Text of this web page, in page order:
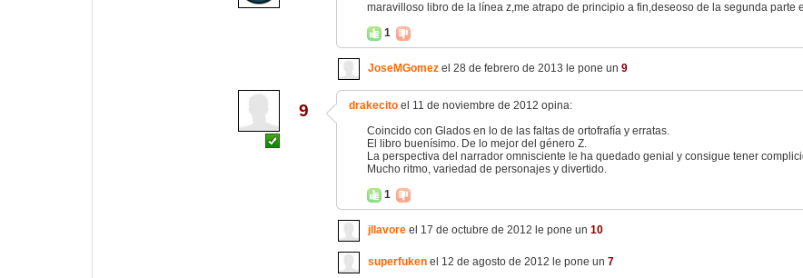
maravilloso libro de la línea z,me atrapo de principio a fin,deseoso de la segunda parte
1
JoseMGomez el 28 de febrero de 2013 le pone un 9
9 drakecito el 11 de noviembre de 2012 opina:
Coincido con Glados en lo de las faltas de ortofrafía y erratas.
El libro buenísimo. De lo mejor del género Z.
La perspectiva del narrador omnisciente le ha quedado genial y consigue tener
Mucho ritmo, variedad de personajes y divertido.
1
jllavore el 17 de octubre de 2012 le pone un 10
superfuken el 12 de agosto de 2012 le pone un 7